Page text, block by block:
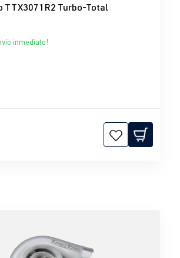
TTX3071R2 Turbo-Total
inmediato!